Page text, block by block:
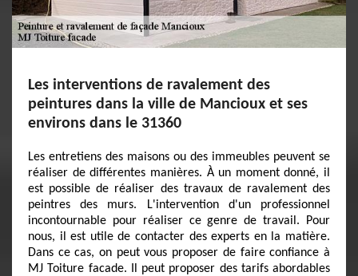
Les interventions de ravalement des
peintures dans la ville de Mancioux et ses
environs dans le 31360
Les entretiens des maisons ou des immeubles peuvent se
réaliser de différentes manières. À un moment donné, il
est possible de réaliser des travaux de ravalement des
peintres des murs. L'intervention d'un professionnel
incontournable pour réaliser ce genre de travail. Pour
nous, il est utile de contacter des experts en la matière.
Dans ce cas, on peut vous proposer de faire confiance à
MJ Toiture facade. Il peut proposer des tarifs abordables